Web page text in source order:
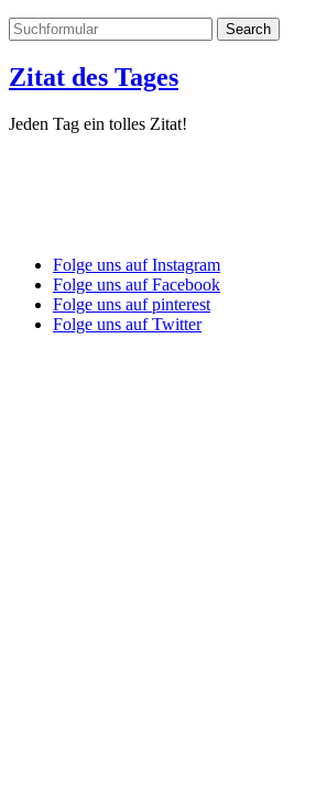
Search
Zitat des Tages
Jeden Tag ein tolles Zitat!
Folge uns auf Instagram
Folge uns auf Facebook
Folge uns auf pinterest
Folge uns auf Twitter